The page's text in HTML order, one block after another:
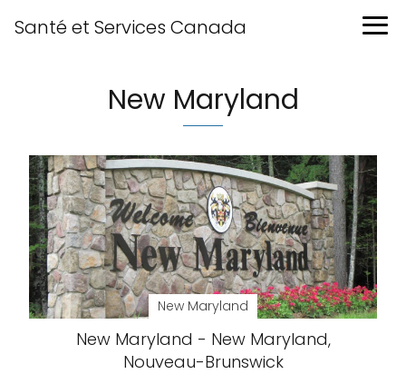
Santé et Services Canada
New Maryland
New Maryland
New Maryland - New Maryland,
Nouveau-Brunswick